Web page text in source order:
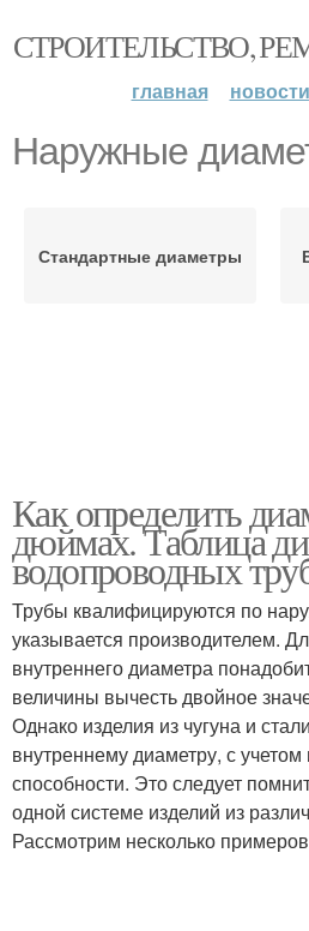
СТРОИТЕЛЬСТВО,
главная новости
Наружные
Стандартные диаметры
Как определить
дюймах. Таблица
водопроводных
Трубы квалифицируются по
указывается производителем.
внутреннего диаметра
величины вычесть двойное
Однако изделия из чугуна и
внутреннему диаметру, с учетом
способности. Это следует
одной системе изделий из
Рассмотрим несколько